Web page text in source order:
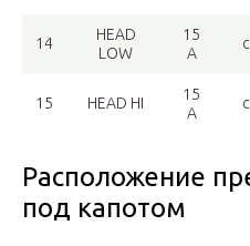
14
HEAD
LOW
15
A
15 HEAD HI
15
A
Расположение
под капотом